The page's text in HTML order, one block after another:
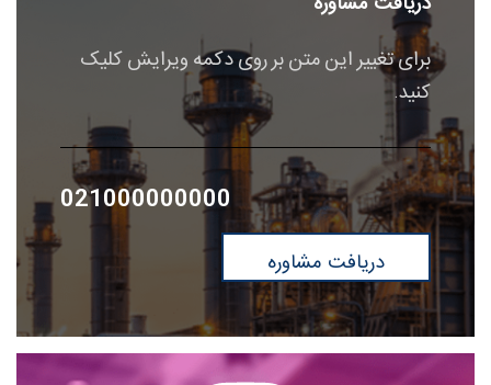
برای تغییر این متن بر روی دکمه ویرایش کلیک
کنید.
021000000000
دریافت مشاوره